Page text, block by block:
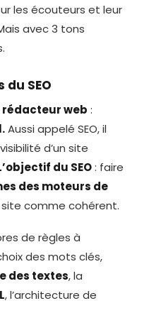
les écouteurs et leur
avec 3 tons
SEO
web :
Aussi appelé SEO, il
d’un site
du SEO: faire
des moteurs de
comme cohérent.
de règles à
des mots clés,
des textes, la
, l’architecture de